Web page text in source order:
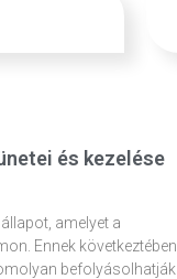
és kezelése
amelyet a
Ennek következtében
befolyásolhatják